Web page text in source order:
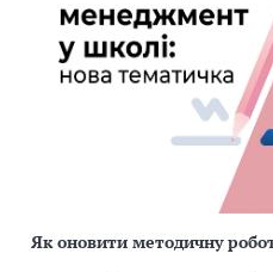
Як оновити методичну